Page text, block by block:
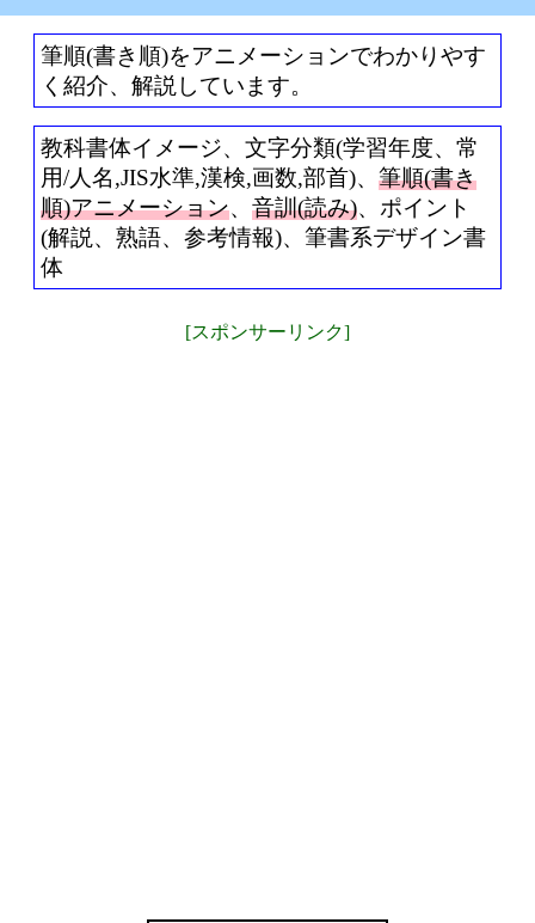
筆順(書き順)をアニメーションでわかりやす
く紹介、解説しています。
教科書体イメージ、文字分類(学習年度、常
用/人名,JIS水準,漢検,画数,部首)、 筆順(書き
順)アニメーション、 音訓(読み)、ポイント
(解説、熟語、参考情報)、筆書系デザイン書
体
[スポンサーリンク]